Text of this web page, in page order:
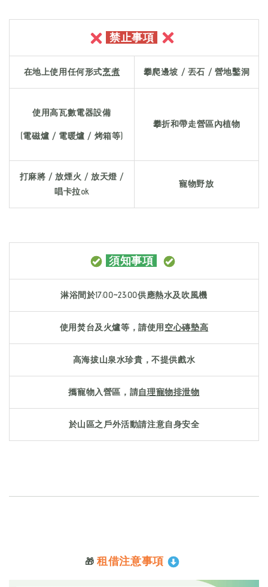
禁止事項
在地上使用任何形式烹煮 攀爬邊坡 / 丟石 / 營地鑿洞
使用高瓦數電器設備
(電磁爐 / 電暖爐 / 烤箱等)
攀折和帶走營區內植物
打麻將 / 放煙火 / 放天燈 /
唱卡拉ok
寵物野放
須知事項
淋浴間於17:00~23:00供應熱水及吹風機
使用焚台及火爐等，請使用 空心磚墊高
高海拔山泉水珍貴，不提供戲水
攜寵物入營區，請自理寵物排泄物
於山區之戶外活動請注意自身安全
🎁 租借注意事項